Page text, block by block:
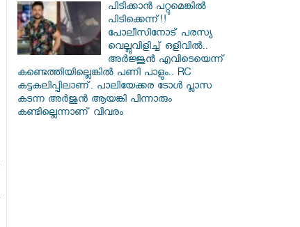
പിടിക്കാൻ പറ്റുമെങ്കിൽ
പിടിക്കെന്ന്!!
പോലീസിനോട് പരസ്യ
വെല്ലുവിളിച്ച് ഒളിവിൽ..
അർജ്ജുൻ എവിടെയെന്ന്
കണ്ടെത്തിയില്ലെങ്കിൽ പണി പാളും.. RC
കട്ടകലിപ്പിലാണ്. പാലിയേക്കര ടോൾ പ്ലാസ
കടന്ന അർജുൻ ആയങ്കി പിന്നാരും
കണ്ടില്ലെന്നാണ് വിവരം